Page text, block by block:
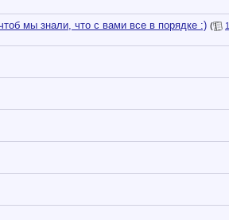
мы знали, что с вами все в порядке :) ( 1